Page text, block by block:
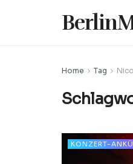
Home Tag
KONZERT-